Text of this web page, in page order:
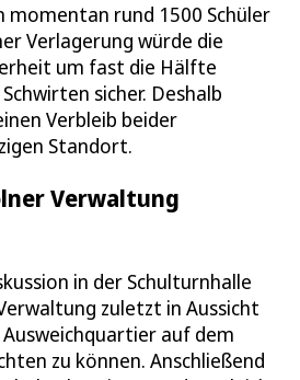
momentan rund 1500 Schüler
Verlagerung würde die
um fast die Hälfte
sicher. Deshalb
Verbleib beider
Standort.
Verwaltung
in der Schulturnhalle
zuletzt in Aussicht
auf dem
zu können. Anschließend